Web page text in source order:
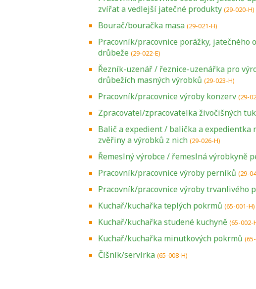
zvířat a vedlejší jatečné produkty (29-020-H)
Bourač/bouračka masa (29-021-H)
Pracovník/pracovnice porážky, jatečného
drůbeže (29-022-E)
Řezník-uzenář / řeznice-uzenářka pro
drůbežích masných výrobků (29-023-H)
Pracovník/pracovnice výroby konzerv (29-
Zpracovatel/zpracovatelka živočišných
Balič a expedient / balička a expedientka
zvěřiny a výrobků z nich (29-026-H)
Řemeslný výrobce / řemeslná výrobkyně
Pracovník/pracovnice výroby perníků (29-
Pracovník/pracovnice výroby trvanlivého
Kuchař/kuchařka teplých pokrmů (65-001-H)
Kuchař/kuchařka studené kuchyně (65-002-
Kuchař/kuchařka minutkových pokrmů
Číšník/servírka (65-008-H)
Zjistěte, jak se
přihlásit ke